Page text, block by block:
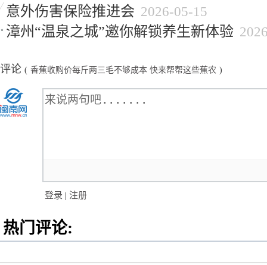
意外伤害保险推进会 2026-05-15
漳州“温泉之城”邀你解锁养生新体验
评论 ( 香蕉收购价每斤两三毛不够成本 快来帮帮这些蕉农 )
登录 | 注册
热门评论: